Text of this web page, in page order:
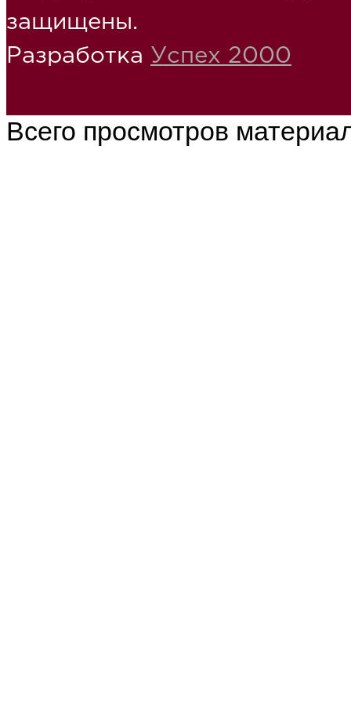
защищены.
Разработка Успех 2000
Всего просмотров